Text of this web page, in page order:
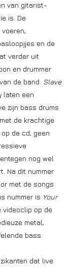
van gitarist-
is. De
en de
verder uit
en drummer
de band. Slave
laten een
zijn bass drums
de krachtige
de cd, geen
nog wel
Na dit nummer
met de songs
nummer is Your
videoclip op de
metal,
bass
dat live